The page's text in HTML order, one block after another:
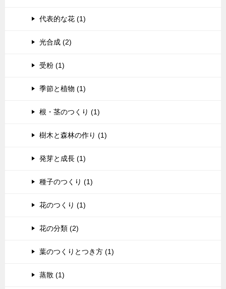
代表的な花 (1)
光合成 (2)
受粉 (1)
季節と植物 (1)
根・茎のつくり (1)
樹木と森林の作り (1)
発芽と成長 (1)
種子のつくり (1)
花のつくり (1)
花の分類 (2)
葉のつくりとつき方 (1)
蒸散 (1)